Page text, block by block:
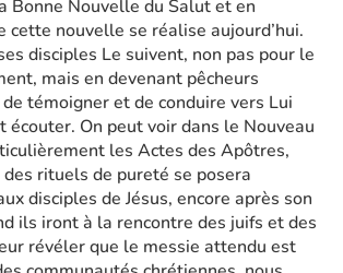
Bonne Nouvelle du Salut et en
cette nouvelle se réalise aujourd’hui.
disciples Le suivent, non pas pour le
mais en devenant pêcheurs
de témoigner et de conduire vers Lui
écouter. On peut voir dans le Nouveau
les Actes des Apôtres,
rituels de pureté se posera
disciples de Jésus, encore après son
ils iront à la rencontre des juifs et des
révéler que le messie attendu est